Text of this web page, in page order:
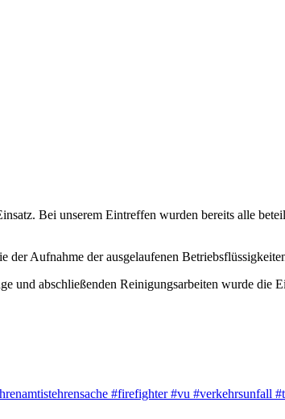
Bei unserem Eintreffen wurden bereits alle
Aufnahme der ausgelaufenen
abschließenden Reinigungsarbeiten wurde die
#firefighter#vu #verkehrsunfall